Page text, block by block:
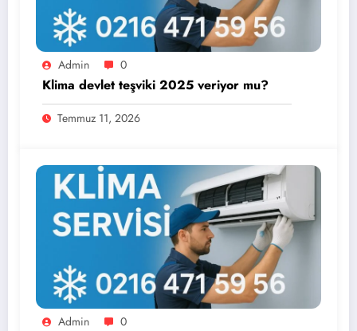
Admin 0
Klima devlet teşviki 2025 veriyor mu?
Temmuz 11, 2026
Admin 0